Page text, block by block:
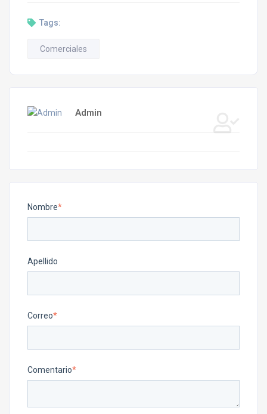
Tags:
Comerciales
Admin
Nombre*
Apellido
Correo*
Comentario*